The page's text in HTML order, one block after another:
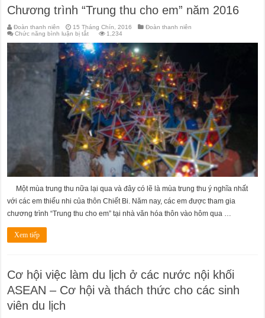
Chương trình “Trung thu cho em” năm 2016
Đoàn thanh niên 15 Tháng Chín, 2016
Đoàn thanh niên
Chức năng bình luận bị tắtở
trình
“Trung
thu
cho
em”
năm
2016
1,234
Một mùa trung thu nữa lại qua và đây có lẽ là mùa trung thu ý nghĩa nhất
với các em thiếu nhi của thôn Chiết Bi. Năm nay, các em được tham gia
chương trình “Trung thu cho em” tại nhà văn hóa thôn vào hôm qua …
Xem tiếp
Cơ hội việc làm du lịch ở các nước nội khối
ASEAN – Cơ hội và thách thức cho các sinh
viên du lịch